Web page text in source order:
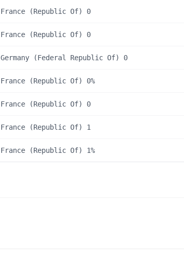
France (Republic Of) 0
France (Republic Of) 0
Germany (Federal Republic Of) 0
France (Republic Of) 0%
France (Republic Of) 0
France (Republic Of) 1
France (Republic Of) 1%